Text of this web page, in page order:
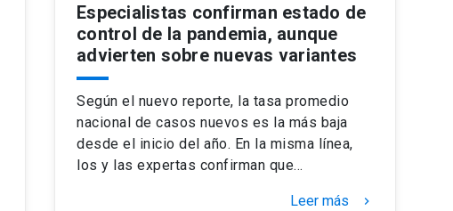
Especialistas confirman estado de
control de la pandemia, aunque
advierten sobre nuevas variantes
Según el nuevo reporte, la tasa promedio
nacional de casos nuevos es la más baja
desde el inicio del año. En la misma línea,
los y las expertas confirman que…
Leer más keyboard_arrow_right